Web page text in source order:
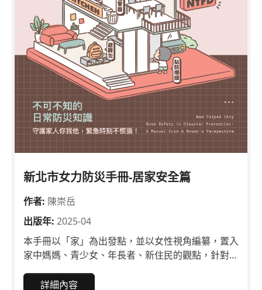
新北市女力防災手冊-居家安全篇
作者: 陳崇岳
出版年: 2025-04
本手冊以「家」為出發點，並以女性視角編纂，置入
家中媽媽、青少女、年長者、新住民的觀點，針對真
防災習慣，並以火災、鋰電池與電動車、地震、颱
詳細內容